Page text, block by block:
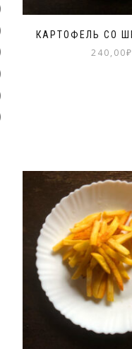
КАРТОФЕЛЬ СО
240,00₽